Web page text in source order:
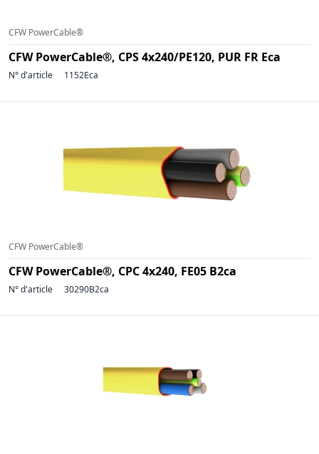
CFW PowerCable®
CFW PowerCable®, CPS 4x240/PE120, PUR FR Eca
N° d'article 1152Eca
CFW PowerCable®
CFW PowerCable®, CPC 4x240, FE05 B2ca
N° d'article 30290B2ca